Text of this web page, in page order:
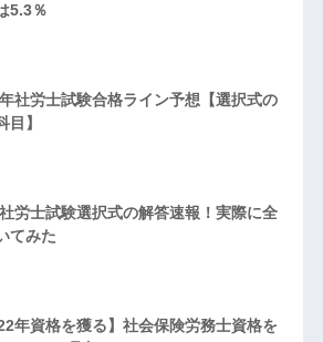
5.3％
社労士試験合格ライン予想【選択式の
目】
労士試験選択式の解答速報！実際に全
てみた
年資格を獲る】社会保険労務士資格を